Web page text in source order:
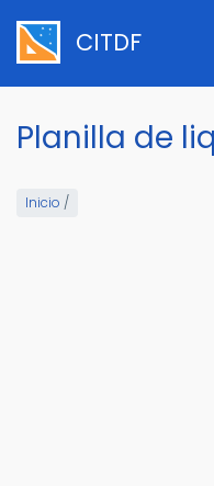
contenido
principal
CITDF
Planilla de
Inicio /